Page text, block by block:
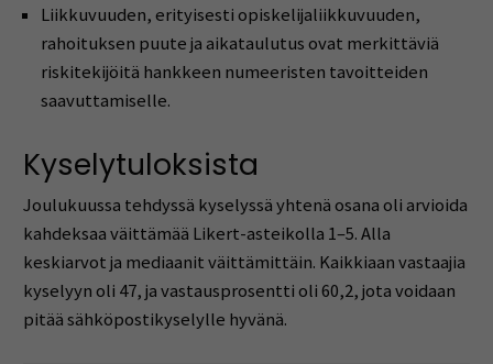
Liikkuvuuden, erityisesti opiskelijaliikkuvuuden,
rahoituksen puute ja aikataulutus ovat merkittäviä
riskitekijöitä hankkeen numeeristen tavoitteiden
saavuttamiselle.
Kyselytuloksista
Joulukuussa tehdyssä kyselyssä yhtenä osana oli arvioida
kahdeksaa väittämää Likert-asteikolla 1–5. Alla
keskiarvot ja mediaanit väittämittäin. Kaikkiaan vastaajia
kyselyyn oli 47, ja vastausprosentti oli 60,2, jota voidaan
pitää sähköpostikyselylle hyvänä.